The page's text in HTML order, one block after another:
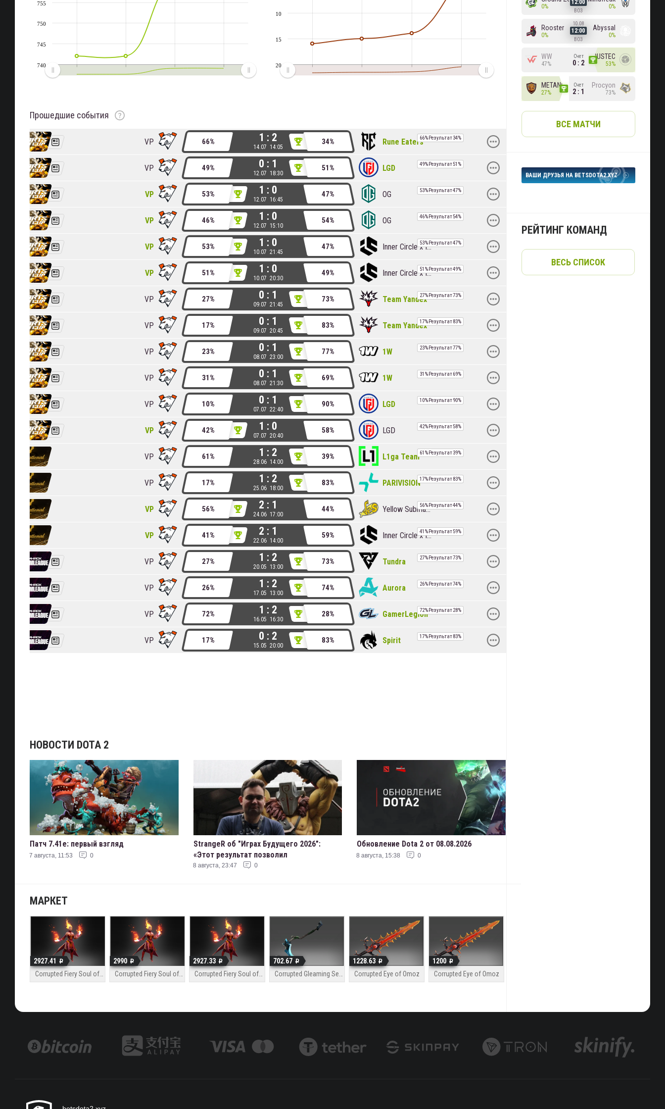
0%
12:00
BO3
0%
Rooster
0%
10.08
12:00
BO3
Abyssal
0%
WW
47%
Счет
0 : 2
ex-RUSTEC
53%
METANOIA Wolves
27%
Счет
2 : 1
Procyon
73%
ВСЕ МАТЧИ
ВАШИ ДРУЗЬЯ НА BETSDOTA2.XYZ
РЕЙТИНГ КОМАНД
ВЕСЬ СПИСОК
740
745
750
755
10
15
20
Прошедшие события
VP 66% 1 : 2
14.07 14:05
34% Rune Eaters66%Результат34%
VP 49% 0 : 1
12.07 18:30
51% LGD 49%Результат51%
VP 53% 1 : 0
12.07 16:45
47% OG 53%Результат47%
VP 46% 1 : 0
12.07 15:10
54% OG 46%Результат54%
VP 53% 1 : 0
10.07 21:45
47% Inner Circle x Insanity
53%Результат47%
VP 51% 1 : 0
10.07 20:30
49% Inner Circle x Insanity
51%Результат49%
VP 27% 0 : 1
09.07 21:45
73% Team Yandex
27%Результат73%
VP 17% 0 : 1
09.07 20:45
83% Team Yandex
17%Результат83%
VP 23% 0 : 1
08.07 23:00
77% 1W 23%Результат77%
VP 31% 0 : 1
08.07 21:30
69% 1W 31%Результат69%
VP 10% 0 : 1
07.07 22:40
90% LGD 10%Результат90%
VP 42% 1 : 0
07.07 20:40
58% LGD 42%Результат58%
VP 61% 1 : 2
28.06 14:00
39% L1ga Team61%Результат39%
VP 17% 1 : 2
25.06 18:00
83% PARIVISION17%Результат83%
VP 56% 2 : 1
24.06 17:00
44% Yellow Submarine
56%Результат44%
VP 41% 2 : 1
22.06 14:00
59% Inner Circle x Insanity
41%Результат59%
VP 27% 1 : 2
20.05 13:00
73% Tundra 27%Результат73%
VP 26% 1 : 2
17.05 13:00
74% Aurora 26%Результат74%
VP 72% 1 : 2
16.05 16:30
28% GamerLegion
72%Результат28%
VP 17% 0 : 2
15.05 20:00
83% Spirit 17%Результат83%
НОВОСТИ DOTA 2
Патч 7.41e: первый взгляд
7 августа, 11:53 0
StrangeR об "Играх Будущего 2026":
«Этот результат позволил
переосмыслить некоторые вещи»
8 августа, 23:47 0
Обновление Dota 2 от 08.08.2026
8 августа, 15:38 0
МАРКЕТ
2927.41
2990
2927.33
702.67
1228.63
Corrupted Eye of Omoz
1200
Corrupted Eye of Omoz